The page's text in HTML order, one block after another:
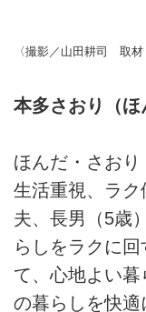
〈撮影／山田耕司 取材
本多さおり（ほ
ほんだ・さお
生活重視、ラク
夫、長男（5歳
らしをラクに
て、心地よい
の暮らしを快